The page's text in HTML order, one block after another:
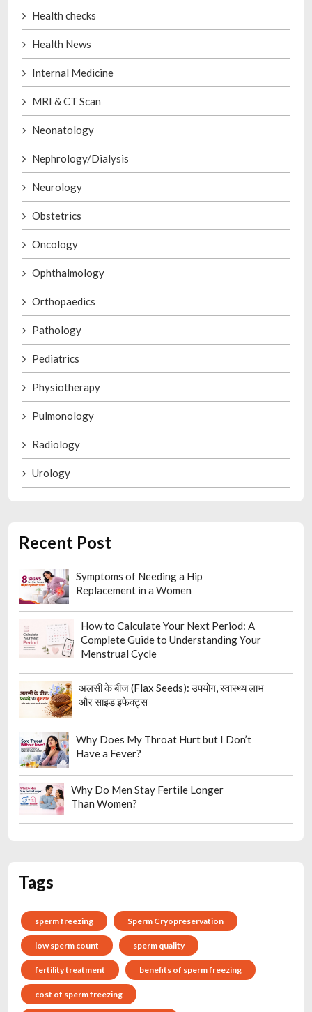
Health checks
Health News
Internal Medicine
MRI & CT Scan
Neonatology
Nephrology/Dialysis
Neurology
Obstetrics
Oncology
Ophthalmology
Orthopaedics
Pathology
Pediatrics
Physiotherapy
Pulmonology
Radiology
Urology
Recent Post
Symptoms of Needing a Hip
Replacement in a Women
How to Calculate Your Next Period: A
Complete Guide to Understanding Your
Menstrual Cycle
अलसी के बीज (Flax Seeds): उपयोग, स्वास्थ्य लाभ
और साइड इफेक्ट्स
Why Does My Throat Hurt but I Don’t
Have a Fever?
Why Do Men Stay Fertile Longer
Than Women?
Tags
sperm freezing Sperm Cryopreservation
low sperm count sperm quality
fertility treatment benefits of sperm freezing
cost of sperm freezing